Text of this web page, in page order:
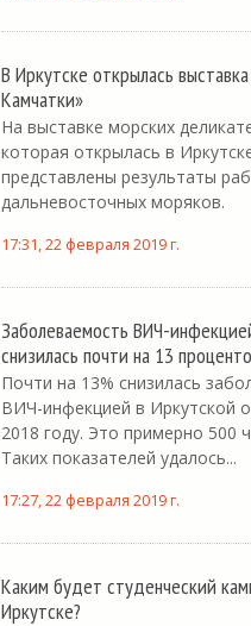
В Иркутске открылась
Камчатки»
На выставке морских
которая открылась в
представлены результаты
дальневосточных моряков.
17:31, 22 февраля 2019 г.
Заболеваемость ВИЧ-
снизилась почти на 13
Почти на 13% снизилась
ВИЧ-инфекцией в Иркутской
2018 году. Это примерно 500
Таких показателей удалось...
17:27, 22 февраля 2019 г.
Каким будет студенческий
Иркутске?